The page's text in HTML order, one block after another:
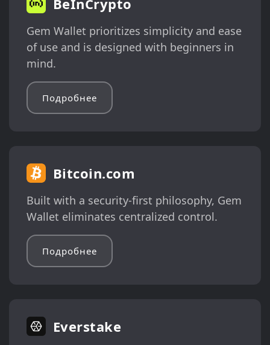
BeInCrypto
Gem Wallet prioritizes simplicity and ease
of use and is designed with beginners in
mind.
Подробнее
Bitcoin.com
Built with a security-first philosophy, Gem
Wallet eliminates centralized control.
Подробнее
Everstake